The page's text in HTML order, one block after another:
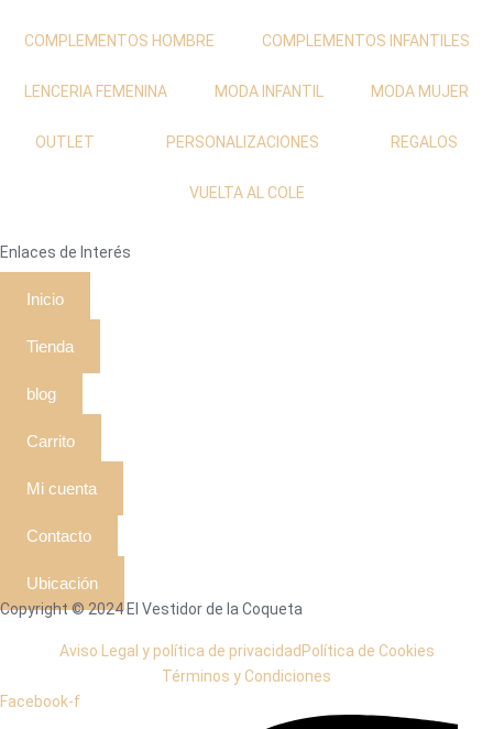
COMPLEMENTOS HOMBRE COMPLEMENTOS INFANTILES
LENCERIA FEMENINA MODA INFANTIL MODA MUJER
OUTLET PERSONALIZACIONES REGALOS
VUELTA AL COLE
Enlaces de Interés
Inicio
Tienda
blog
Carrito
Mi cuenta
Contacto
Ubicación
Copyright © 2024 El Vestidor de la Coqueta
Aviso Legal y política de privacidad Política de Cookies
Términos y Condiciones
Facebook-f